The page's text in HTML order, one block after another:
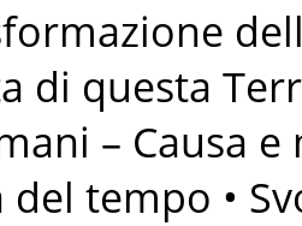
di questa
– Causa
del tempo •